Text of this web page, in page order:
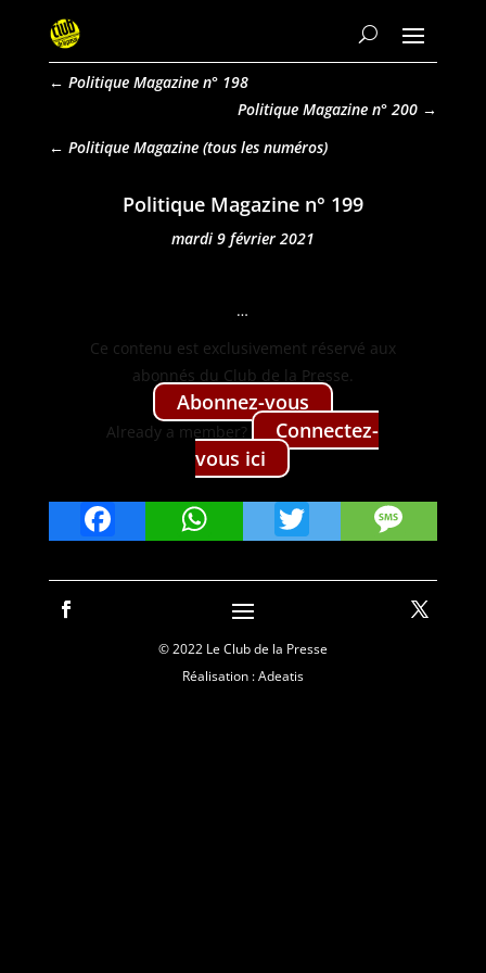
← Politique Magazine n° 198
Politique Magazine n° 200 →
Politique Magazine
Politique Magazine n° 199
mardi 9 février 2021
…
Ce con­tenu est exclu­sive­ment réservé aux
abon­nés du Club de la Presse.
Abon­nez-vous
Already a mem­ber?
Con­nectez-
vous ici
FacebookWhatsApp
Twitter
© 2022 Le Club de la Presse
Réalisation : Adeatis